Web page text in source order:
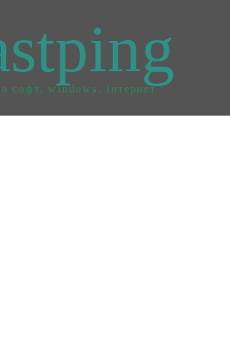
софт, windows, інтернет